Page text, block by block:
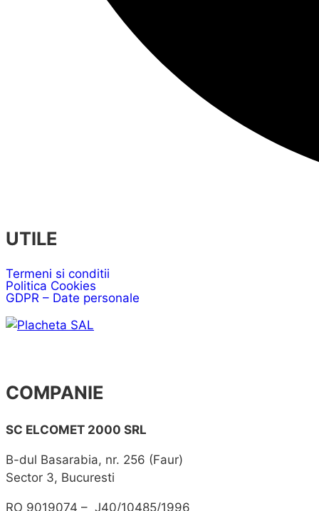
UTILE
Termeni si conditii
Politica Cookies
GDPR – Date personale
COMPANIE
SC ELCOMET 2000 SRL
B-dul Basarabia, nr. 256 (Faur)
Sector 3, Bucuresti
RO 9019074 – J40/10485/1996